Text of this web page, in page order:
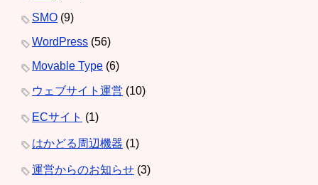
SMO (9)
WordPress (56)
Movable Type (6)
ウェブサイト運営 (10)
ECサイト (1)
はかどる周辺機器 (1)
運営からのお知らせ (3)